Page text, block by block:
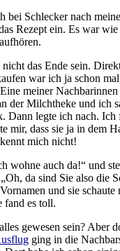
bei Schlecker nach
Rezept ein. Es war
das Ende sein.
war ich ja schon
meiner
der Milchtheke und ich
Dann legte ich nach. Ich
mir, dass sie ja in dem
mich nicht!
wohne auch da!“ und
da sind Sie also die
und sie schaute
fand es toll.
gewesen sein? Aber
ging in die